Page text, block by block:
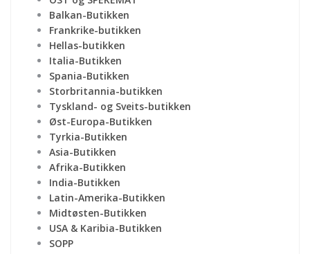
Balkan-Butikken
Frankrike-butikken
Hellas-butikken
Italia-Butikken
Spania-Butikken
Storbritannia-butikken
Tyskland- og Sveits-butikken
Øst-Europa-Butikken
Tyrkia-Butikken
Asia-Butikken
Afrika-Butikken
India-Butikken
Latin-Amerika-Butikken
Midtøsten-Butikken
USA & Karibia-Butikken
SOPP